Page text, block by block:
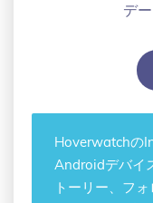
デ
Hoverwatchの
Androidデバイ
トーリー、フ